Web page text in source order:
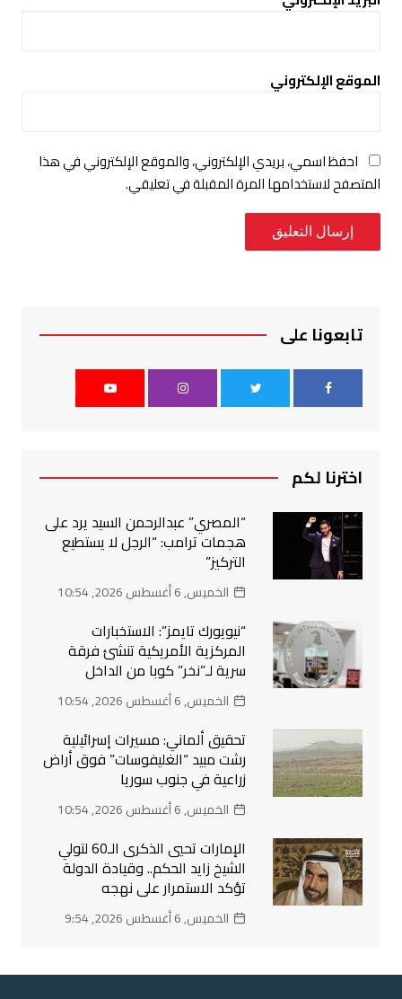
الموقع الإلكتروني
احفظ اسمي، بريدي الإلكتروني، والموقع الإلكتروني في هذا
المتصفح لاستخدامها المرة المقبلة في تعليقي.
تابعونا على
اخترنا لكم
“المصري” عبدالرحمن السيد يرد على
هجمات ترامب: “الرجل لا يستطيع
التركيز”
الخميس, 6 أغسطس 2026, 10:54
“نيويورك تايمز”: الاستخبارات
المركزية الأمريكية تنشئ فرقة
سرية لـ”نخر” كوبا من الداخل
الخميس, 6 أغسطس 2026, 10:54
تحقيق ألماني: مسيرات إسرائيلية
رشت مبيد “الغليفوسات” فوق أراض
زراعية في جنوب سوريا
الخميس, 6 أغسطس 2026, 10:54
الإمارات تحيي الذكرى الـ60 لتولي
الشيخ زايد الحكم.. وقيادة الدولة
تؤكد الاستمرار على نهجه
الخميس, 6 أغسطس 2026, 9:54